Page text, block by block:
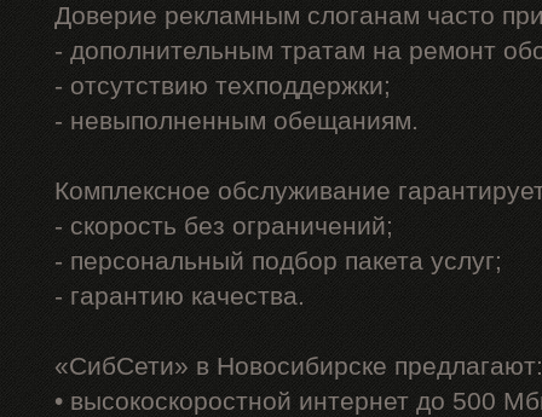
Доверие рекламным слоганам часто
- дополнительным тратам на ремонт
- отсутствию техподдержки;
- невыполненным обещаниям.
Комплексное обслуживание
- скорость без ограничений;
- персональный подбор пакета услуг;
- гарантию качества.
«СибСети» в Новосибирске предлагают:
• высокоскоростной интернет до 500